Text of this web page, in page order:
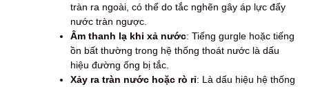
tràn ra ngoài, có thể do tắc nghẽn gây áp lực đẩy
nước tràn ngược.
Âm thanh lạ khi xả nước: Tiếng gurgle hoặc tiếng
ồn bất thường trong hệ thống thoát nước là dấu
hiệu đường ống bị tắc.
Xảy ra tràn nước hoặc rò rỉ: Là dấu hiệu hệ thống